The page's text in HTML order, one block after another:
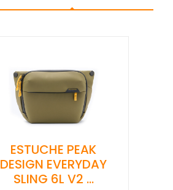
ESTUCHE PEAK
DESIGN EVERYDAY
SLING 6L V2 …